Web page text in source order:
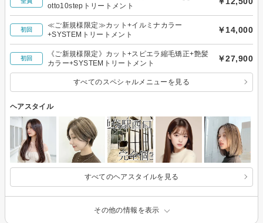
otto10stepトリートメント
初回
≪ご新規様限定≫カット+イルミナカラー
+SYSTEMトリートメント
￥14,000
初回
《ご新規様限定》カット+スピエラ縮毛矯正+艶髪
カラー+SYSTEMトリートメント
￥27,900
すべてのスペシャルメニューを見る
ヘアスタイル
すべてのヘアスタイルを見る
その他の情報を表示